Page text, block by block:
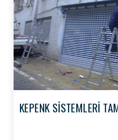
KEPENK SİSTEMLERİ